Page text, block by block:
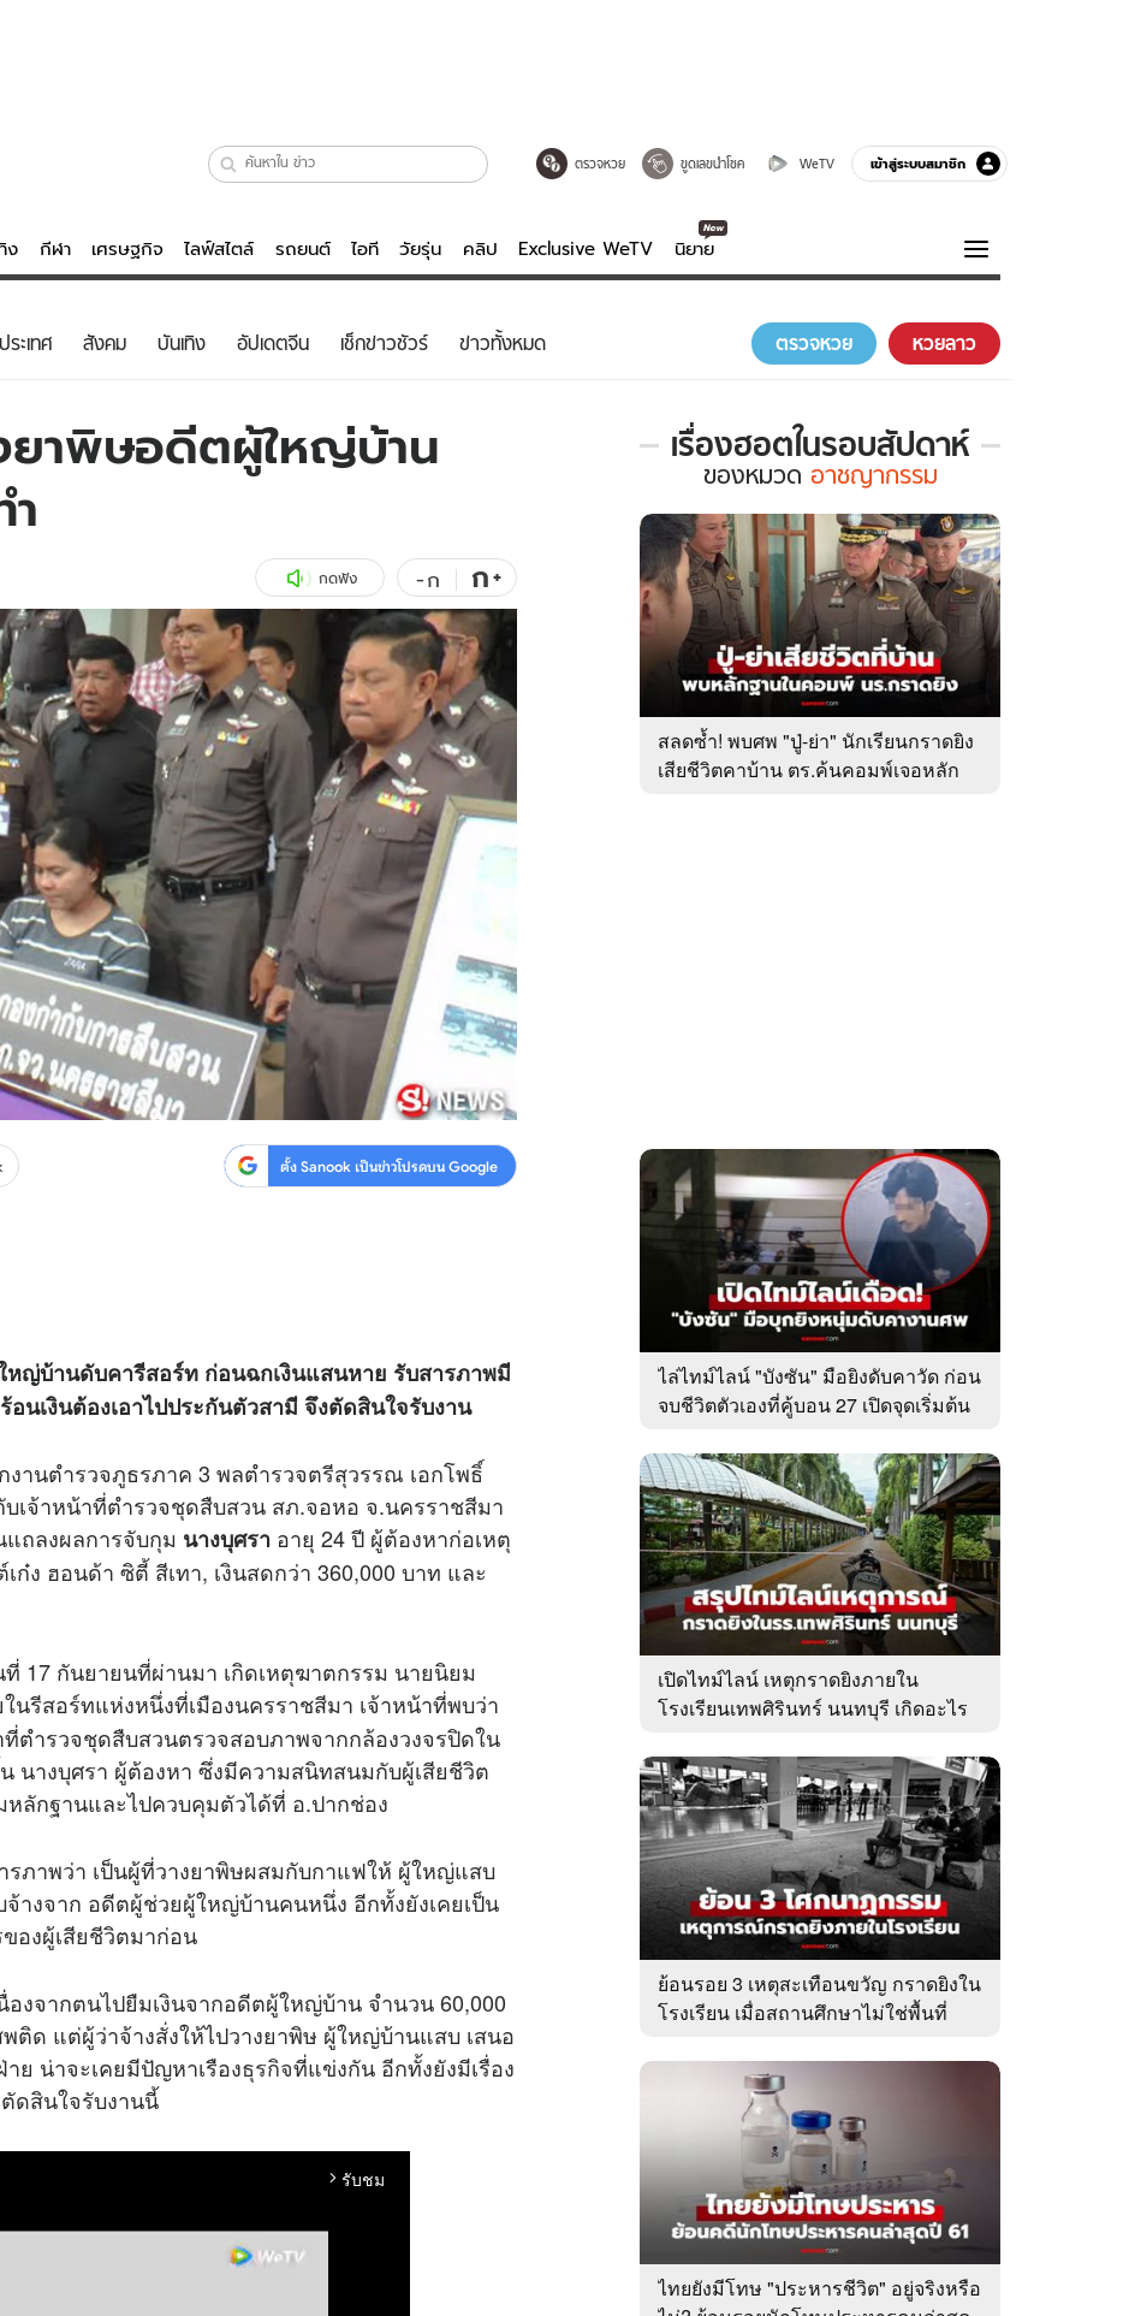
ตรวจหวย ขูดเลขนำโชค WeTV เข้าสู่ระบบสมาชิก
ง กีฬา เศรษฐกิจ ไลฟ์สไตล์ รถยนต์ ไอที วัยรุ่น คลิป Exclusive WeTV นิยาย
- ตรวจหวย
ไทย
ว
ไลฟ์สไตล์
วัยรุ่น
สุขภาพ
เที่ยว-กิน
Tasteful Thailand
Sanook Choice
บันเทิงครบรส
ดูทีวี
WeTV
นิยาย
ความรู้รอบตัว
ฮาวทู
นุกโซเชียลได้ที่
ระเทศ สังคม บันเทิง อัปเดตจีน เช็กข่าวชัวร์ ข่าวทั้งหมด ตรวจหวย หวยลาว
ยาพิษอดีตผู้ใหญ่บ้าน
กดฟัง -ก ก+
ตั้ง Sanook เป็นข่าวโปรดบน Google
หญ่บ้านดับคารีสอร์ท ก่อนฉกเงินแสนหาย รับสารภาพมี
นเงินต้องเอาไปประกันตัวสามี จึงตัดสินใจรับงาน
งานตำรวจภูธรภาค 3 พลตำรวจตรีสุวรรณ เอกโพธิ์
เจ้าหน้าที่ตำรวจชุดสืบสวน สภ.จอหอ จ.นครราชสีมา
ถลงผลการจับกุม นางบุศรา อายุ 24 ปี ผู้ต้องหาก่อเหตุ
ง ฮอนด้า ซิตี้ สีเทา, เงินสดกว่า 360,000 บาท และ
17 กันยายนที่ผ่านมา เกิดเหตุฆาตกรรม นายนิยม
นรีสอร์ทแห่งหนึ่งที่เมืองนครราชสีมา เจ้าหน้าที่พบว่า
ตำรวจชุดสืบสวนตรวจสอบภาพจากกล้องวงจรปิดใน
นางบุศรา ผู้ต้องหา ซึ่งมีความสนิทสนมกับผู้เสียชีวิต
ลักฐานและไปควบคุมตัวได้ที่ อ.ปากช่อง
รภาพว่า เป็นผู้ที่วางยาพิษผสมกับกาแฟให้ ผู้ใหญ่แสบ
างจาก อดีตผู้ช่วยผู้ใหญ่บ้านคนหนึ่ง อีกทั้งยังเคยเป็น
องผู้เสียชีวิตมาก่อน
งจากตนไปยืมเงินจากอดีตผู้ใหญ่บ้าน จำนวน 60,000
ติด แต่ผู้ว่าจ้างสั่งให้ไปวางยาพิษ ผู้ใหญ่บ้านแสบ เสนอ
ย น่าจะเคยมีปัญหาเรืองธุรกิจที่แข่งกัน อีกทั้งยังมีเรื่อง
ดสินใจรับงานนี้
arrow_forward_ios รับชม
เรื่องฮอตในรอบสัปดาห์
เรื่อง
ใน
รอบ
สัปดาห์
ของ
หมวด
อาชญากรรม
ของหมวด อาชญากรรม
สลดซ้ำ! พบศพ "ปู่-ย่า" นักเรียนกราดยิง
เสียชีวิตคาบ้าน ตร.ค้นคอมพ์เจอหลัก
ไล่ไทม์ไลน์ "บังซัน" มือยิงดับคาวัด ก่อน
จบชีวิตตัวเองที่คู้บอน 27 เปิดจุดเริ่มต้น
เปิดไทม์ไลน์ เหตุกราดยิงภายใน
โรงเรียนเทพศิรินทร์ นนทบุรี เกิดอะไร
ย้อนรอย 3 เหตุสะเทือนขวัญ กราดยิงใน
โรงเรียน เมื่อสถานศึกษาไม่ใช่พื้นที่
ไทยยังมีโทษ "ประหารชีวิต" อยู่จริงหรือ